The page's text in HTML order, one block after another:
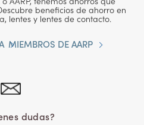
beneficios de ahorro en
lentes y lentes de contacto.
MIEMBROS DE AARP
dudas?